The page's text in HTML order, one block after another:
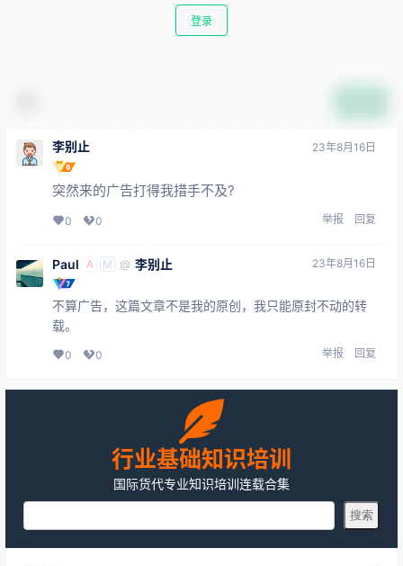
登录
李别止 23年8月16日
突然来的广告打得我措手不及?
0 0 举报 回复
Paul A M @ 李别止 23年8月16日
不算广告，这篇文章不是我的原创，我只能原封不动的转
载。
0 0 举报 回复
行业基础知识培训
国际货代专业知识培训连载合集